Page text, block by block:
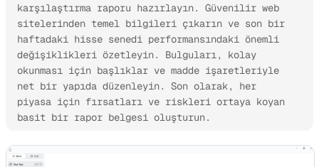
karşılaştırma raporu hazırlayın. Güvenilir web
sitelerinden temel bilgileri çıkarın ve son bir
haftadaki hisse senedi performansındaki önemli
değişiklikleri özetleyin. Bulguları, kolay
okunması için başlıklar ve madde işaretleriyle
net bir yapıda düzenleyin. Son olarak, her
piyasa için fırsatları ve riskleri ortaya koyan
basit bir rapor belgesi oluşturun.